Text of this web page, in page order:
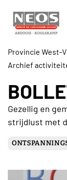
Provincie West-
Archief
Gezellig en
strijdlust met